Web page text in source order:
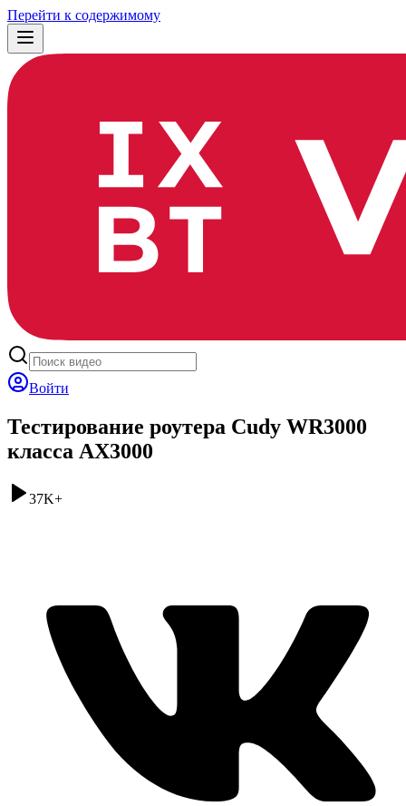
Перейти к содержимому
Войти
Тестирование роутера Cudy WR3000
класса AX3000
37K+